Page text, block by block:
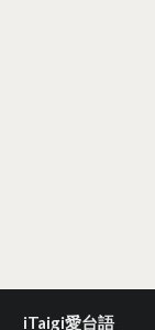
iTaigi愛台語